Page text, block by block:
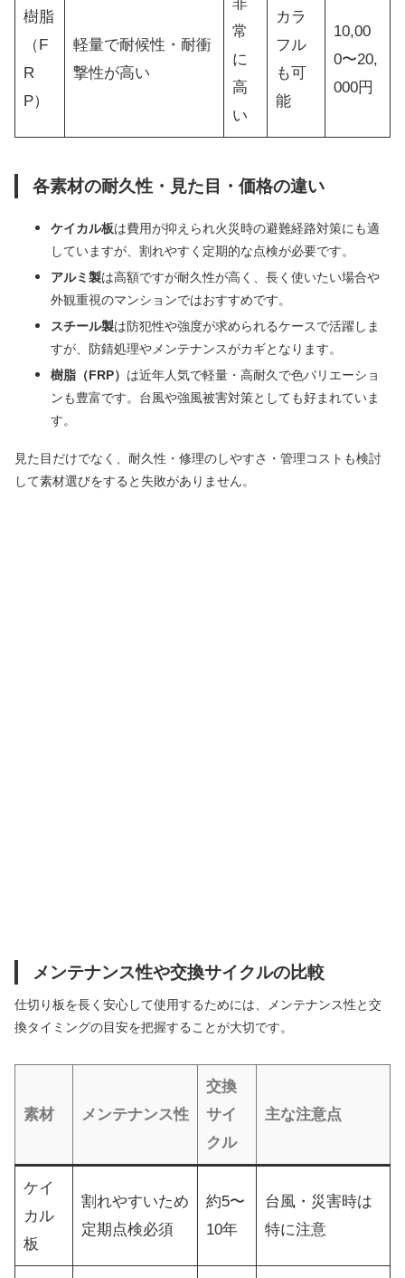
樹脂
（F
R
P）
軽量で耐候性・耐衝
撃性が高い
常
に
高
い
カラ
フル
も可
能
10,00
0〜20,
000円
各素材の耐久性・見た目・価格の違い
ケイカル板は費用が抑えられ火災時の避難経路対策にも適
していますが、割れやすく定期的な点検が必要です。
アルミ製は高額ですが耐久性が高く、長く使いたい場合や
外観重視のマンションではおすすめです。
スチール製は防犯性や強度が求められるケースで活躍しま
すが、防錆処理やメンテナンスがカギとなります。
樹脂（FRP） は近年人気で軽量・高耐久で色バリエーショ
ンも豊富です。台風や強風被害対策としても好まれていま
す。
見た目だけでなく、耐久性・修理のしやすさ・管理コストも検討
して素材選びをすると失敗がありません。
メンテナンス性や交換サイクルの比較
仕切り板を長く安心して使用するためには、メンテナンス性と交
換タイミングの目安を把握することが大切です。
素材 メンテナンス性
交換
サイ
クル
主な注意点
ケイ
カル
板
割れやすいため
定期点検必須
約5〜
10年
台風・災害時は
特に注意